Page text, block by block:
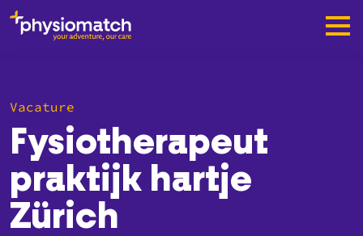
Vacature
Fysiotherapeut
praktijk hartje
Zürich